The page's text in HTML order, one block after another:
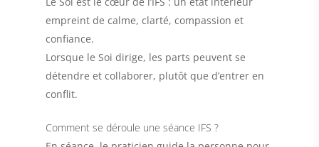
empreint de calme, clarté, compassion et
confiance.
Lorsque le Soi dirige, les parts peuvent se
détendre et collaborer, plutôt que d’entrer en
conflit.
Comment se déroule une séance IFS ?